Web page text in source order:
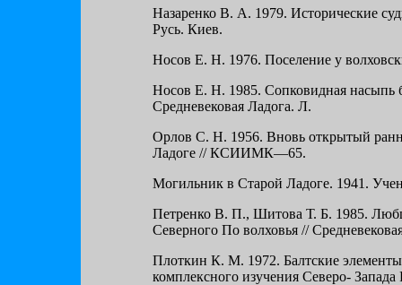
Назаренко В. А. 1979. Исторические
Русь. Киев.
Носов Е. Н. 1976. Поселение у
Носов Е. Н. 1985. Сопковидная насыпь
Средневековая Ладога. Л.
Орлов С. Н. 1956. Вновь открытый
Ладоге // КСИИМК—65.
Могильник в Старой Ладоге. 1941.
Петренко В. П., Шитова Т. Б. 1985.
Северного По волховья //
Плоткин К. М. 1972. Балтские
комплексного изучения Северо-